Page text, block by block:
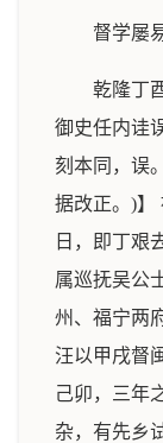
督学屡
乾隆丁
御史任内诖
刻本同，误
据改正。)】
日，即丁艰
属巡抚吴公
州、福宁两
汪以甲戌督
己卯，三年
杂，有先乡